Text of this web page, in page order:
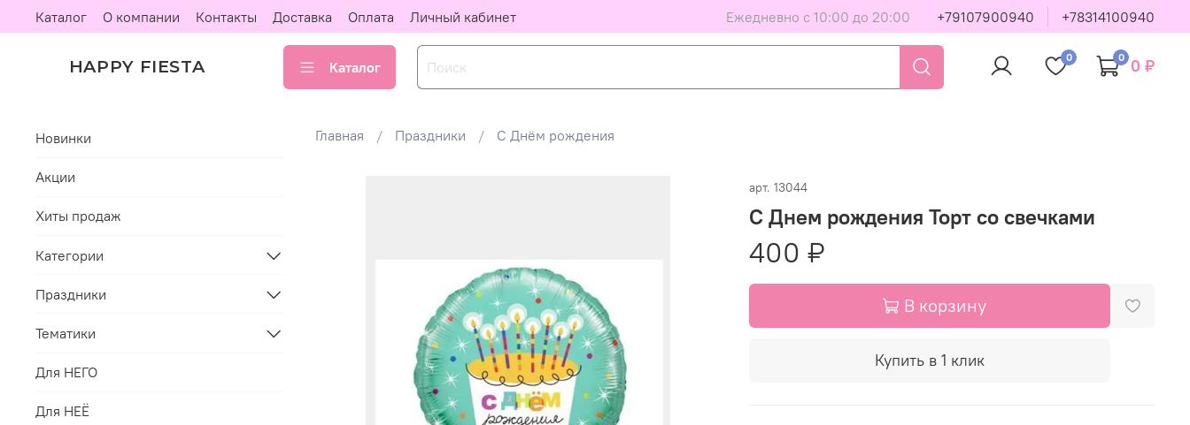
Каталог О компании Контакты Доставка Оплата Личный кабинет Ежедневно с 10:00 до 20:00 +79107900940 +78314100940
HAPPY FIESTA Каталог
0 0 0 ₽
Главная Праздники С Днём рождения
арт. 13044
С Днем рождения Торт со свечками
400 ₽
В корзину
Купить в 1 клик
Новинки
Акции
Хиты продаж
Категории
Праздники
Тематики
Для НЕГО
Для НЕЁ